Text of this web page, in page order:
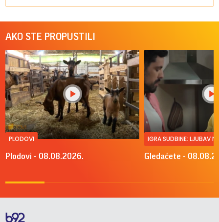
AKO STE PROPUSTILI
PLODOVI
Plodovi - 08.08.2026.
IGRA SUDBINE: LJUBAV
Gledaćete -